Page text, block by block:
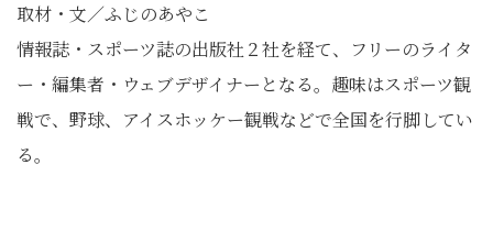
取材・文／ふじのあやこ
情報誌・スポーツ誌の出版社２社を経て、フリーのライタ
ー・編集者・ウェブデザイナーとなる。趣味はスポーツ観
戦で、野球、アイスホッケー観戦などで全国を行脚してい
る。